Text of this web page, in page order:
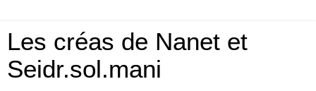
Les créas de Nanet et
Seidr.sol.mani